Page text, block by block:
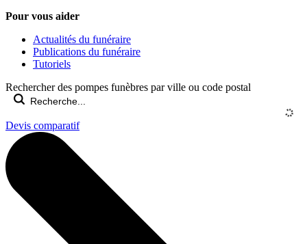
Pour vous aider
Actualités du funéraire
Publications du funéraire
Tutoriels
Rechercher des pompes funèbres par ville ou code postal
Devis comparatif